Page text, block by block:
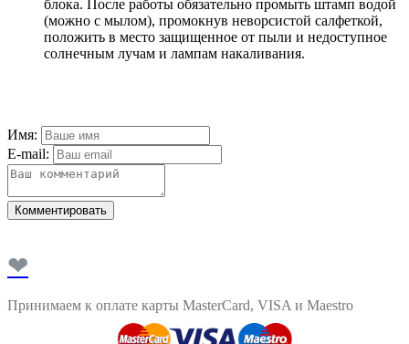
блока. После работы обязательно промыть штамп водой
(можно с мылом), промокнув неворсистой салфеткой,
положить в место защищенное от пыли и недоступное
солнечным лучам и лампам накаливания.
Имя:
E-mail:
Комментировать
❤
Принимаем к оплате карты MasterCard, VISA и Maestro